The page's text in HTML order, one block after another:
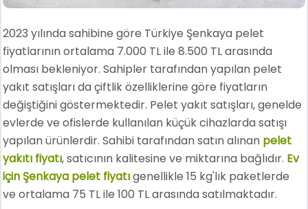
2023 yılında sahibine göre Türkiye Şenkaya pelet
fiyatlarının ortalama 7.000 TL ile 8.500 TL arasında
olması bekleniyor. Sahipler tarafından yapılan pelet
yakıt satışları da çiftlik özelliklerine göre fiyatların
değiştiğini göstermektedir. Pelet yakıt satışları, genelde
evlerde ve ofislerde kullanılan küçük cihazlarda satışı
yapılan ürünlerdir. Sahibi tarafından satın alınan pelet
yakıtı fiyatı, satıcının kalitesine ve miktarına bağlıdır. Ev
için Şenkaya pelet fiyatıgenellikle 15 kg'lık paketlerde
ve ortalama 75 TL ile 100 TL arasında satılmaktadır.